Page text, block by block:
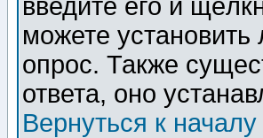
введите его и
можете
опрос. Также
ответа, оно
Вернуться к началу